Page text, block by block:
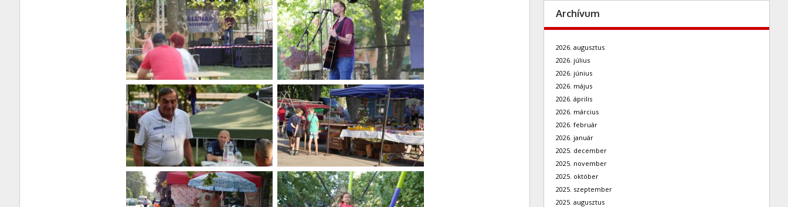
Archívum
2026. augusztus
2026. július
2026. június
2026. május
2026. április
2026. március
2026. február
2026. január
2025. december
2025. november
2025. október
2025. szeptember
2025. augusztus